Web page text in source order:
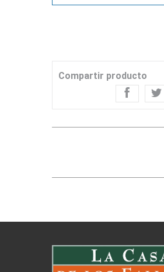
Compartir producto